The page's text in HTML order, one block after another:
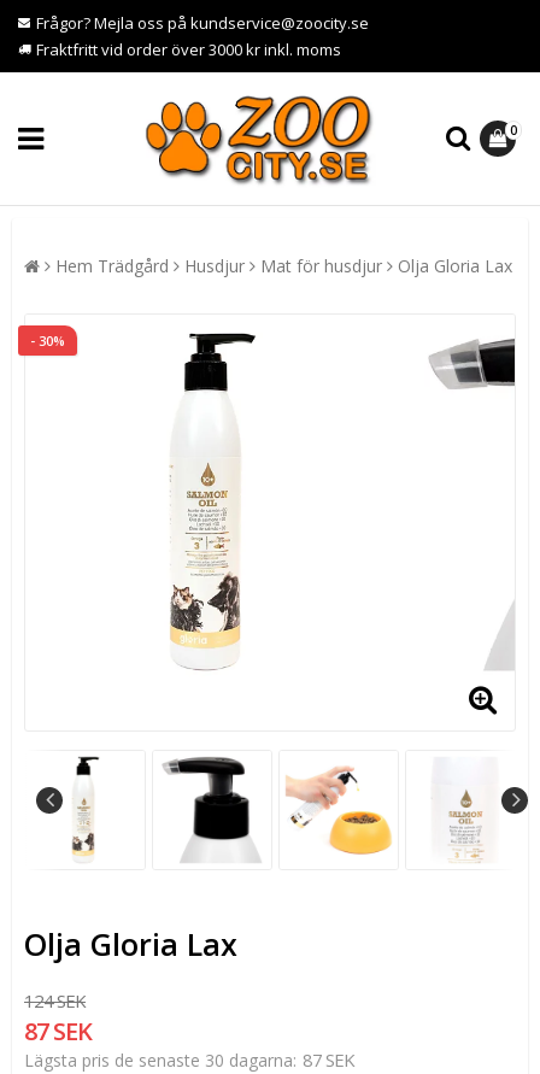
Frågor? Mejla oss på kundservice@zoocity.se
Fraktfritt vid order över 3000 kr inkl. moms
0
Hem Trädgård Husdjur Mat för husdjur Olja Gloria Lax
- 30%
Olja Gloria Lax
124 SEK
87 SEK
Lägsta pris de senaste 30 dagarna 87 SEK